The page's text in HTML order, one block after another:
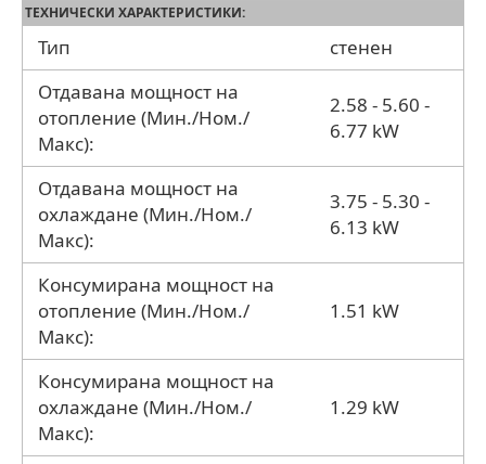
ТЕХНИЧЕСКИ ХАРАКТЕРИСТИКИ:
Тип
стенен
Отдавана мощност на
отопление (Мин./Ном./
Макс):
2.58 - 5.60 -
6.77 kW
Отдавана мощност на
охлаждане (Мин./Ном./
Макс):
3.75 - 5.30 -
6.13 kW
Консумирана мощност на
отопление (Мин./Ном./
Макс):
1.51 kW
Консумирана мощност на
охлаждане (Мин./Ном./
Макс):
1.29 kW